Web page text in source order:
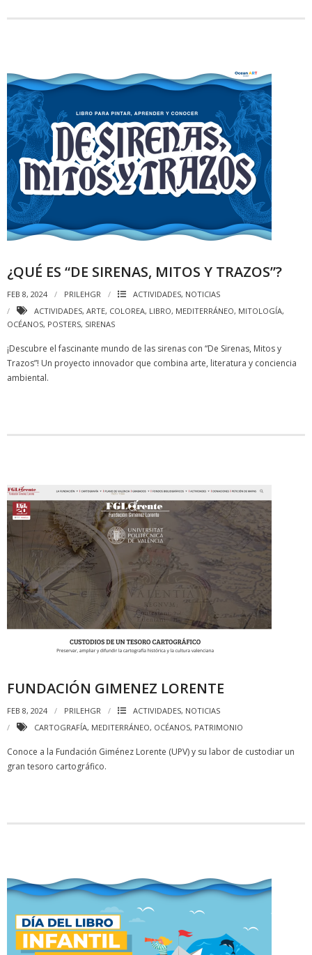
¿QUÉ ES “DE SIRENAS, MITOS Y TRAZOS”?
FEB 8, 2024 PRILEHGR ACTIVIDADES, NOTICIAS
ACTIVIDADES, ARTE, COLOREA, LIBRO, MEDITERRÁNEO, MITOLOGÍA,
OCÉANOS, POSTERS, SIRENAS
¡Descubre el fascinante mundo de las sirenas con “De Sirenas, Mitos y
Trazos”! Un proyecto innovador que combina arte, literatura y conciencia
ambiental.
FUNDACIÓN GIMENEZ LORENTE
FEB 8, 2024 PRILEHGR ACTIVIDADES, NOTICIAS
CARTOGRAFÍA, MEDITERRÁNEO, OCÉANOS, PATRIMONIO
Conoce a la Fundación Giménez Lorente (UPV) y su labor de custodiar un
gran tesoro cartográfico.